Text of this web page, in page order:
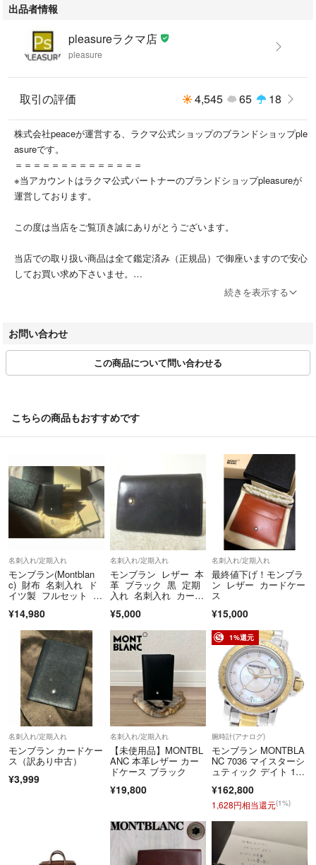
出品者情報
pleasureラクマ店
pleasure
取引の評価 4,545 65 18
株式会社peaceが運営する、ラクマ公式ショップのブランドショップple
asureです。
＝＝＝＝＝＝＝＝＝＝＝＝＝＝
※当アカウントはラクマ公式パートナーのブランドショップpleasureが
運営しております。
この度は当店をご覧頂き誠にありがとうございます。
当店での取り扱い商品は全て鑑定済み（正規品）で御座いますので安心
してお買い求め下さいませ。
第305521507463号/東京都公安委員会 /古物商許可証
適格請求書登録番号 T2011501020797
※発送の日時指定は承っておりません。
こちらのアカウントはラクマ公式パートナーの株式会社peaceによって
運営されています。
▼特商法
https://fril.jp/ts/official/law/a078/
▼返品特約
https://fril.jp/ts/official/law/a078/#return_policy
続きを表示する
お問い合わせ
この商品について問い合わせる
こちらの商品もおすすめです
名刺入れ/定期入れ
モンブラン(Montblan
c) 財布 名刺入れ ド
イツ製 フルセット 未
¥14,980
名刺入れ/定期入れ
モンブラン レザー 本
革 ブラック 黒 定期
入れ 名刺入れ カード
¥5,000
名刺入れ/定期入れ
最終値下げ！モンブラ
ン レザー カードケー
ス
¥15,000
名刺入れ/定期入れ
モンブラン カードケー
ス（訳あり中古）
¥3,999
名刺入れ/定期入れ
【未使用品】MONTBL
ANC 本革レザー カー
ドケース ブラック
¥19,800
1%還元
腕時計(アナログ)
モンブラン MONTBLA
NC 7036 マイスターシ
ュティック デイト 11P
イズ _957135
¥162,800
1,628円相当還元(1%)